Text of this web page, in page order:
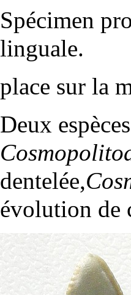
Spécimen
linguale.
place sur la
Deux
dentelée,
évolution de